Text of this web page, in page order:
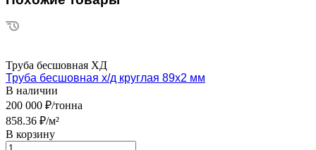
Труба бесшовная ХД
Труба бесшовная х/д круглая 89х2 мм
В наличии
200 000 ₽/тонна
858.36 ₽/м²
В корзину